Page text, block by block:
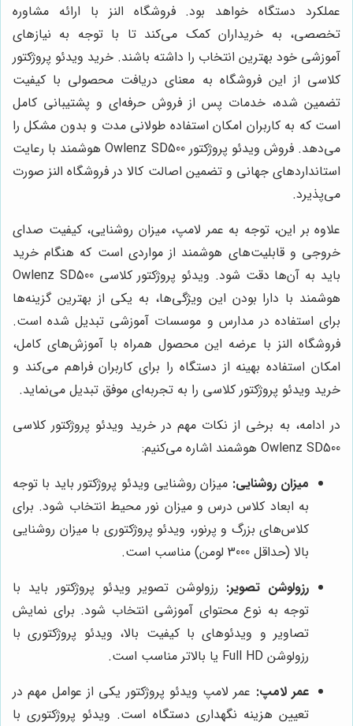
عملکرد دستگاه خواهد بود. فروشگاه النز با ارائه مشاوره
تخصصی، به خریداران کمک می‌کند تا با توجه به نیازهای
آموزشی خود بهترین انتخاب را داشته باشند. خرید ویدئو پروژکتور
کلاسی از این فروشگاه به معنای دریافت محصولی با کیفیت
تضمین شده، خدمات پس از فروش حرفه‌ای و پشتیبانی کامل
است که به کاربران امکان استفاده طولانی مدت و بدون مشکل را
می‌دهد. فروش ویدئو پروژکتور Owlenz SD500 هوشمند با رعایت
استانداردهای جهانی و تضمین اصالت کالا در فروشگاه النز صورت
می‌پذیرد.
علاوه بر این، توجه به عمر لامپ، میزان روشنایی، کیفیت صدای
خروجی و قابلیت‌های هوشمند از مواردی است که هنگام خرید
باید به آن‌ها دقت شود. ویدئو پروژکتور کلاسی Owlenz SD500
هوشمند با دارا بودن این ویژگی‌ها، به یکی از بهترین گزینه‌ها
برای استفاده در مدارس و موسسات آموزشی تبدیل شده است.
فروشگاه النز با عرضه این محصول همراه با آموزش‌های کامل،
امکان استفاده بهینه از دستگاه را برای کاربران فراهم می‌کند و
خرید ویدئو پروژکتور کلاسی را به تجربه‌ای موفق تبدیل می‌نماید.
در ادامه، به برخی از نکات مهم در خرید ویدئو پروژکتور کلاسی
Owlenz SD500 هوشمند اشاره می‌کنیم:
میزان روشنایی: میزان روشنایی ویدئو پروژکتور باید با توجه
به ابعاد کلاس درس و میزان نور محیط انتخاب شود. برای
کلاس‌های بزرگ و پرنور، ویدئو پروژکتوری با میزان روشنایی
بالا (حداقل 3000 لومن) مناسب است.
رزولوشن تصویر: رزولوشن تصویر ویدئو پروژکتور باید با
توجه به نوع محتوای آموزشی انتخاب شود. برای نمایش
تصاویر و ویدئوهای با کیفیت بالا، ویدئو پروژکتوری با
رزولوشن Full HD یا بالاتر مناسب است.
عمر لامپ: عمر لامپ ویدئو پروژکتور یکی از عوامل مهم در
تعیین هزینه نگهداری دستگاه است. ویدئو پروژکتوری با